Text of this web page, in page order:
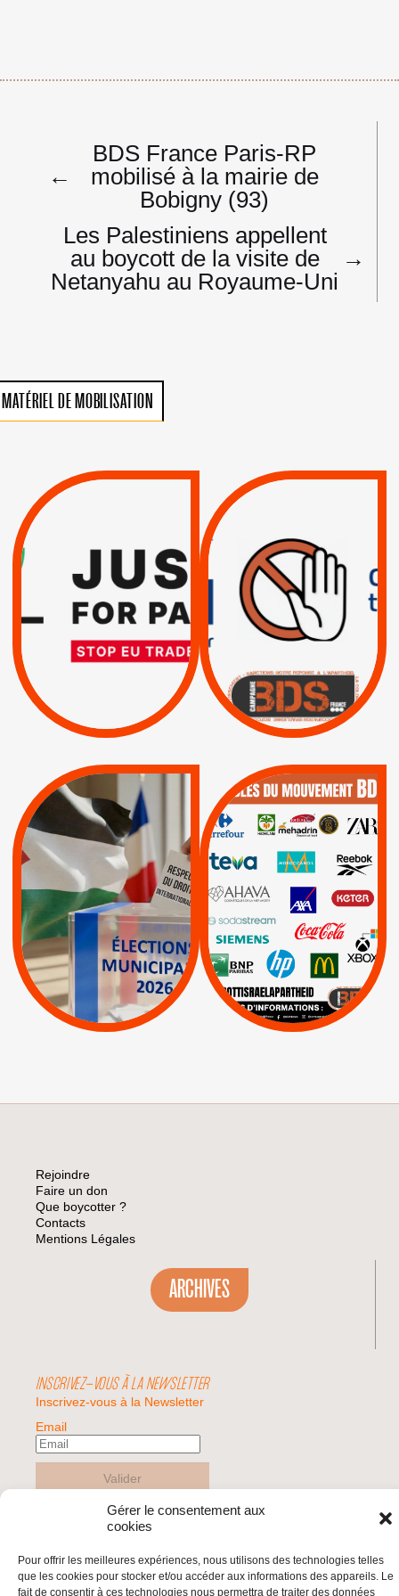
Gérer le consentement aux
cookies
Pour offrir les meilleures expériences, nous utilisons des technologies telles
que les cookies pour stocker et/ou accéder aux informations des appareils. Le
fait de consentir à ces technologies nous permettra de traiter des données
Navigation
l’article
←
BDS France Paris-RP
mobilisé à la mairie de
Bobigny (93)
Les Palestiniens appellent
au boycott de la visite de
Netanyahu au Royaume-Uni
→
MATÉRIEL DE MOBILISATION
VIOLATIONS DES
SUSPENSION
TOTALE DE
L’ACCORD
D’ASSOCIATION UE-
ISRAËL
| Actus Pétitions
RESPECT DU DROIT
INTERNATIONAL ?
TRUMP, MACRON :
MÊME COMBAT
| Actus |
| Boycott militaire |
Lettres d'interpellation
MUNICIPALES 2026 :
JE VOTE POUR LE
RESPECT DU DROIT
INTERNATIONAL EN
PALESTINE
APPELS | Actus |
Espaces Sans
Apartheid
| Lettres d'interpellation
Pétitions
QUE BOYCOTTER ?
BOYCOTT /
AXA BNP | CAF |
Carrefour | HP |
Keter |
Livres et brochures |
Mehadrin | PUMA
Sodastream |
Visuels, tracts,
affiches,...
Rejoindre
Faire un don
Que boycotter ?
Contacts
Mentions Légales
ARCHIVES
INSCRIVEZ-VOUS À LA NEWSLETTER
Inscrivez-vous à la Newsletter
Email
Valider
citoyenne et non-violente à l'impunité d'Israël |